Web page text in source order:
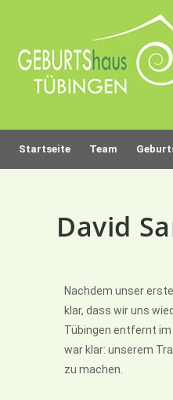
Startseite Team
David
Nachdem unser
klar, dass wir uns
Tübingen entfernt im
war klar: unserem
zu machen.